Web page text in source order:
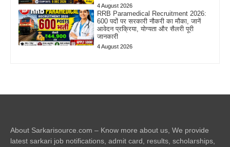
4 August 2026
RRB Paramedical Recruitment 2026:
600 पदों पर सरकारी नौकरी का मौका, जानें
आवेदन प्रक्रिया, योग्यता और सैलरी पूरी
जानकारी
4 August 2026
About Sarkarisource.com – Know more about us, We provide
latest sarkari job notifications, admit card, results, scholarships,